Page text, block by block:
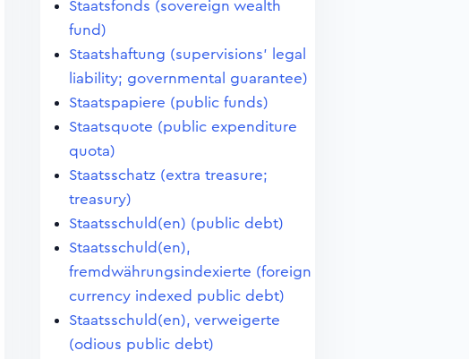
Staatsfonds (sovereign wealth
fund)
Staatshaftung (supervisions' legal
liability; governmental guarantee)
Staatspapiere (public funds)
Staatsquote (public expenditure
quota)
Staatsschatz (extra treasure;
treasury)
Staatsschuld(en) (public debt)
Staatsschuld(en),
fremdwährungsindexierte (foreign
currency indexed public debt)
Staatsschuld(en), verweigerte
(odious public debt)